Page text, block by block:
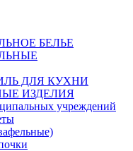
БЕЛЬЕ
ДЛЯ КУХНИ
ИЗДЕЛИЯ
учреждений